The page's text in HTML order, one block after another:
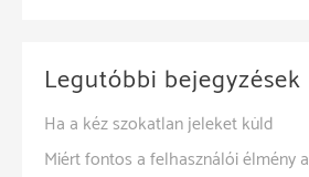
Legutóbbi bejegyzések
Ha a kéz szokatlan jeleket küld
Miért fontos a felhasználói élmény a